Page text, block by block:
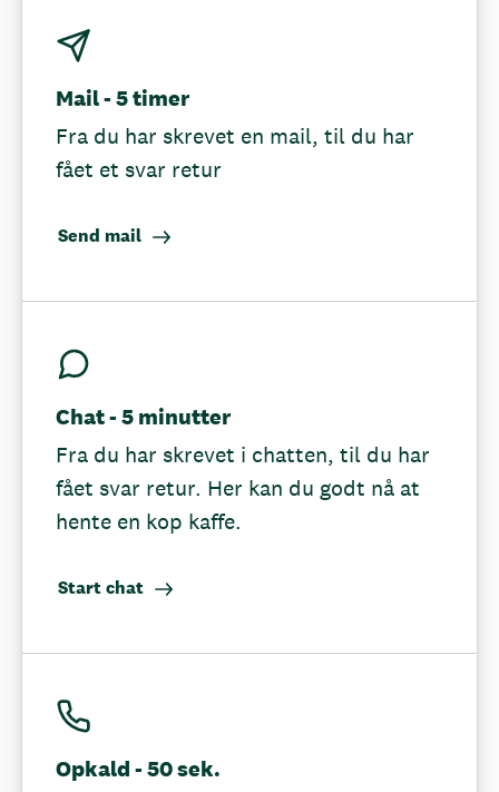
Mail - 5 timer
Fra du har skrevet en mail, til du har
fået et svar retur
Send mail
Chat - 5 minutter
Fra du har skrevet i chatten, til du har
fået svar retur. Her kan du godt nå at
hente en kop kaffe.
Start chat
Opkald - 50 sek.